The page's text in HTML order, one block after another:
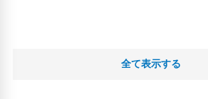
全て表示する